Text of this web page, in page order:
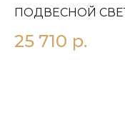
ПОДВЕСНОЙ
25 710 р.